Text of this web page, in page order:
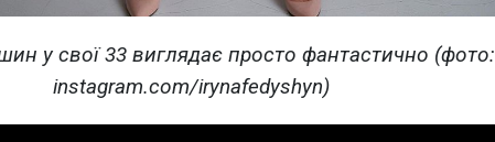
у свої 33 виглядає просто фантастично (фото:
instagram.com/irynafedyshyn)